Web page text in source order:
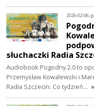
2026-02-06,
słuchaczki Radia
Audiobook Pogodny 2.0 to
Przemysław Kowalewski i
Radia Szczecin. Co tydzień…